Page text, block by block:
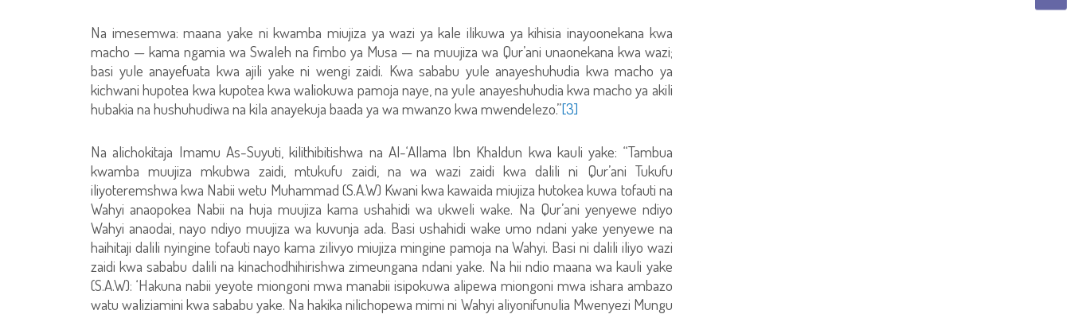
Na imesemwa: maana yake ni kwamba miujiza ya wazi ya kale ilikuwa ya kihisia inayoonekana kwa
macho — kama ngamia wa Swaleh na fimbo ya Musa — na muujiza wa Qur’ani unaonekana kwa wazi;
basi yule anayefuata kwa ajili yake ni wengi zaidi. Kwa sababu yule anayeshuhudia kwa macho ya
kichwani hupotea kwa kupotea kwa waliokuwa pamoja naye, na yule anayeshuhudia kwa macho ya akili
hubakia na hushuhudiwa na kila anayekuja baada ya wa mwanzo kwa mwendelezo.”[3]
Na alichokitaja Imamu As-Suyuti, kilithibitishwa na Al-‘Allama Ibn Khaldun kwa kauli yake: “Tambua
kwamba muujiza mkubwa zaidi, mtukufu zaidi, na wa wazi zaidi kwa dalili ni Qur’ani Tukufu
iliyoteremshwa kwa Nabii wetu Muhammad (S.A.W) Kwani kwa kawaida miujiza hutokea kuwa tofauti na
Wahyi anaopokea Nabii na huja muujiza kama ushahidi wa ukweli wake. Na Qur’ani yenyewe ndiyo
Wahyi anaodai, nayo ndiyo muujiza wa kuvunja ada. Basi ushahidi wake umo ndani yake yenyewe na
haihitaji dalili nyingine tofauti nayo kama zilivyo miujiza mingine pamoja na Wahyi. Basi ni dalili iliyo wazi
zaidi kwa sababu dalili na kinachodhihirishwa zimeungana ndani yake. Na hii ndio maana wa kauli yake
(S.A.W): ‘Hakuna nabii yeyote miongoni mwa manabii isipokuwa alipewa miongoni mwa ishara ambazo
watu waliziamini kwa sababu yake. Na hakika nilichopewa mimi ni Wahyi aliyonifunulia Mwenyezi Mungu